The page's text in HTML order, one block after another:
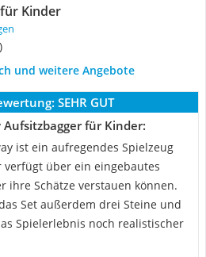
Kinder
)
und weitere Angebote
SEHR GUT
für Kinder:
ist ein aufregendes Spielzeug
verfügt über ein eingebautes
ihre Schätze verstauen können.
Set außerdem drei Steine und
Spielerlebnis noch realistischer